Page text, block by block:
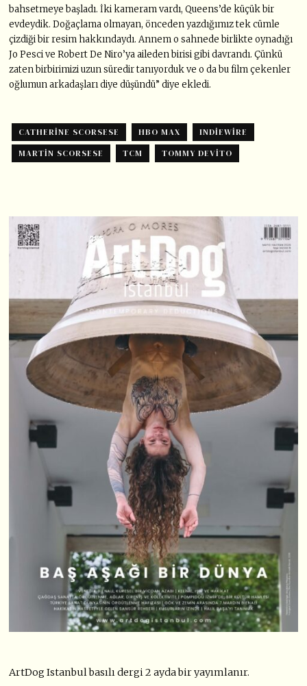
bahsetmeye başladı. İki kameram vardı, Queens’de küçük bir
evdeydik. Doğaçlama olmayan, önceden yazdığımız tek cümle
çizdiği bir resim hakkındaydı. Annem o sahnede birlikte oynadığı
Jo Pesci ve Robert De Niro’ya aileden birisi gibi davrandı. Çünkü
zaten birbirimizi uzun süredir tanıyorduk ve o da bu film çekenler
oğlumun arkadaşları diye düşündü” diye ekledi.
CATHERINE SCORSESE HBO MAX
INDIEWIRE
MARTIN SCORSESE
TCM TOMMY DEVITO
ArtDog Istanbul basılı dergi 2 ayda bir yayımlanır.